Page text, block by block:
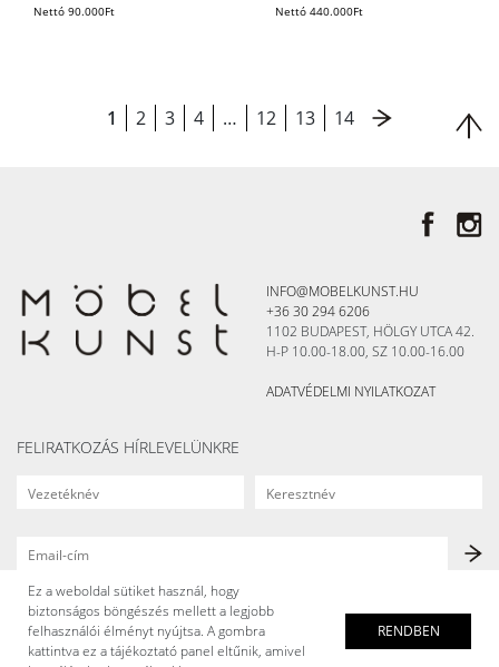
Nettó 90.000Ft
Nettó440.000Ft
1 2 3 4 … 12 13 14
INFO@MOBELKUNST.HU
+36 30 294 6206
1102 BUDAPEST, HÖLGY UTCA 42.
H-P 10.00-18.00, SZ 10.00-16.00
ADATVÉDELMI NYILATKOZAT
FELIRATKOZÁS HÍRLEVELÜNKRE
Ez a weboldal sütiket használ, hogy
biztonságos böngészés mellett a legjobb
felhasználói élményt nyújtsa. A gombra
kattintva ez a tájékoztató panel eltűnik, amivel
RENDBEN